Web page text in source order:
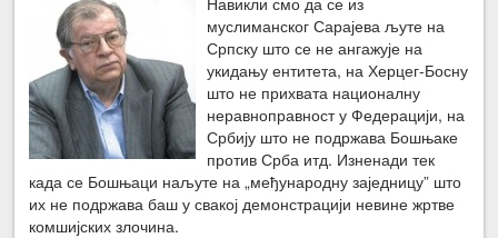
муслиманског Сарајева љуте на
Српску што се не ангажује на
укидању ентитета, на Херцег-Босну
што не прихвата националну
неравноправност у Федерацији, на
Србију што не подржава Бошњаке
против Срба итд. Изненади тек
када се Бошњаци наљуте на „међународну заједницу” што
их не подржава баш у свакој демонстрацији невине жртве
комшијских злочина.